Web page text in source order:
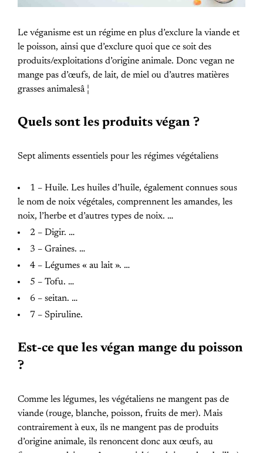
Le véganisme est un régime en plus d’exclure la viande et
le poisson, ainsi que d’exclure quoi que ce soit des
produits/exploitations d’origine animale. Donc vegan ne
mange pas d’œufs, de lait, de miel ou d’autres matières
grasses animalesâ ¦
Quels sont les produits végan ?
Sept aliments essentiels pour les régimes végétaliens
1 – Huile. Les huiles d’huile, également connues sous
le nom de noix végétales, comprennent les amandes, les
noix, l’herbe et d’autres types de noix. …
2 – Digir. …
3 – Graines. …
4 – Légumes « au lait ». …
5 – Tofu. …
6 – seitan. …
7 – Spiruline.
Est-ce que les végan mange du poisson
?
Comme les légumes, les végétaliens ne mangent pas de
viande (rouge, blanche, poisson, fruits de mer). Mais
contrairement à eux, ils ne mangent pas de produits
d’origine animale, ils renoncent donc aux œufs, au